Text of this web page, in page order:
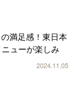
満足感！東日本
ューが楽しみ
2024.11.05